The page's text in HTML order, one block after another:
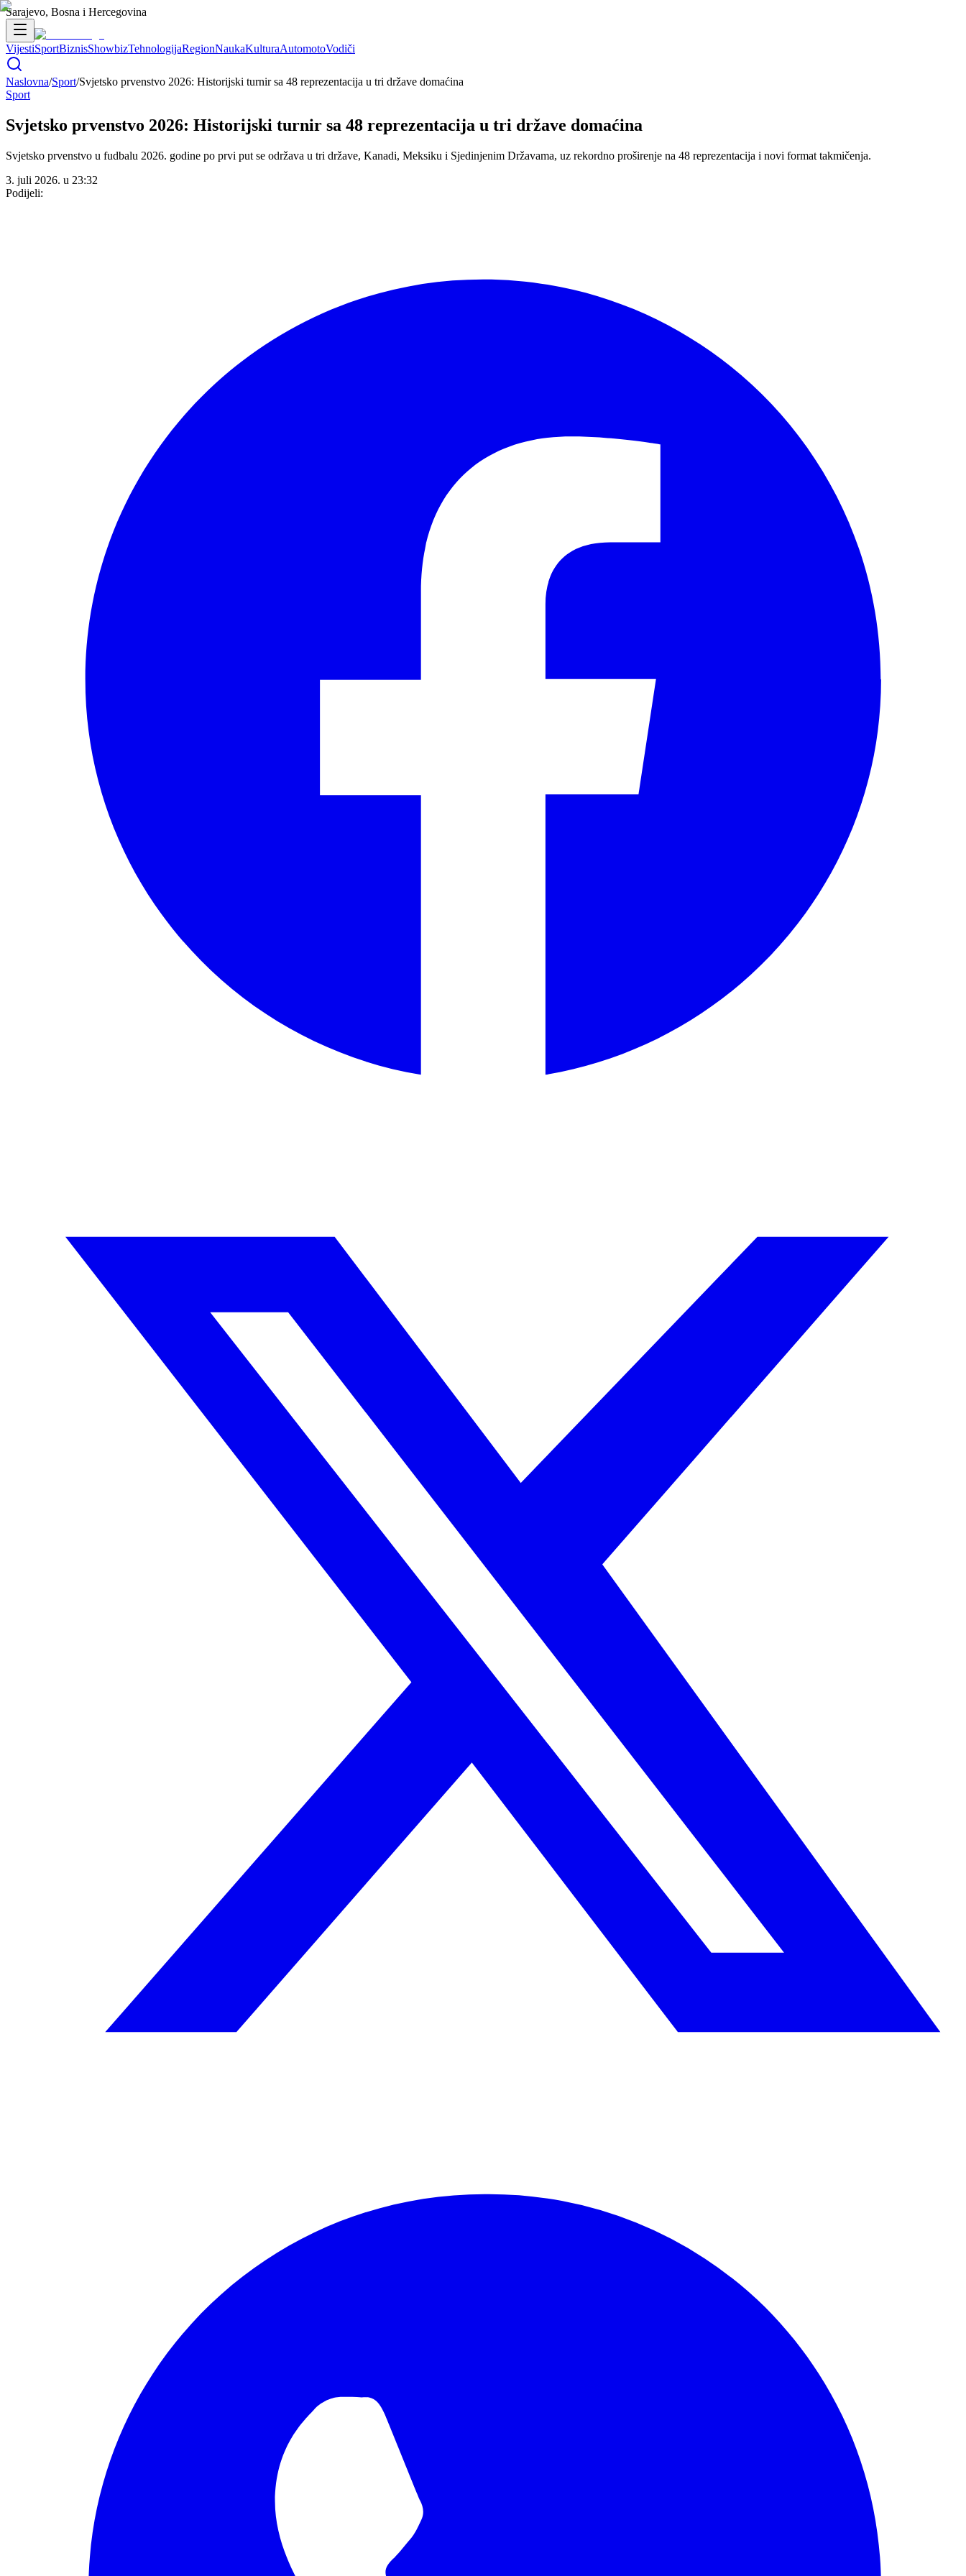
Sarajevo, Bosna i Hercegovina
VijestiSportBiznisShowbizTehnologijaRegionNaukaKulturaAutomotoVodiči
Naslovna/Sport/Svjetsko prvenstvo 2026: Historijski turnir sa 48 reprezentacija u tri države domaćina
Sport
Svjetsko prvenstvo 2026: Historijski turnir sa 48 reprezentacija u tri države domaćina
Svjetsko prvenstvo u fudbalu 2026. godine po prvi put se održava u tri države, Kanadi, Meksiku i Sjedinjenim Državama, uz rekordno proširenje na 48 reprezentacija i novi format takmičenja.
3. juli 2026. u 23:32
Podijeli: